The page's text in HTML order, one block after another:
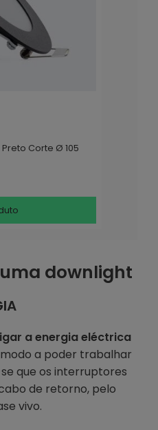
Preto Corte Ø 105
downlight
a energia eléctrica
a poder trabalhar
que os interruptores
de retorno, pelo
vivo.